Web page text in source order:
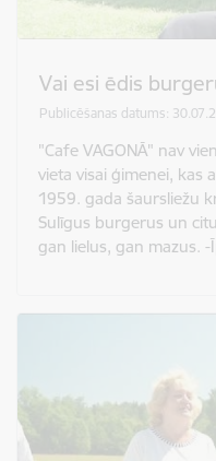
Vai esi ēdis
Publicēšanas datums:
"Cafe VAGONĀ" nav
vieta visai ģimenei, kas
1959. gada šaursliežu
Sulīgus burgerus un
gan lielus, gan mazus.